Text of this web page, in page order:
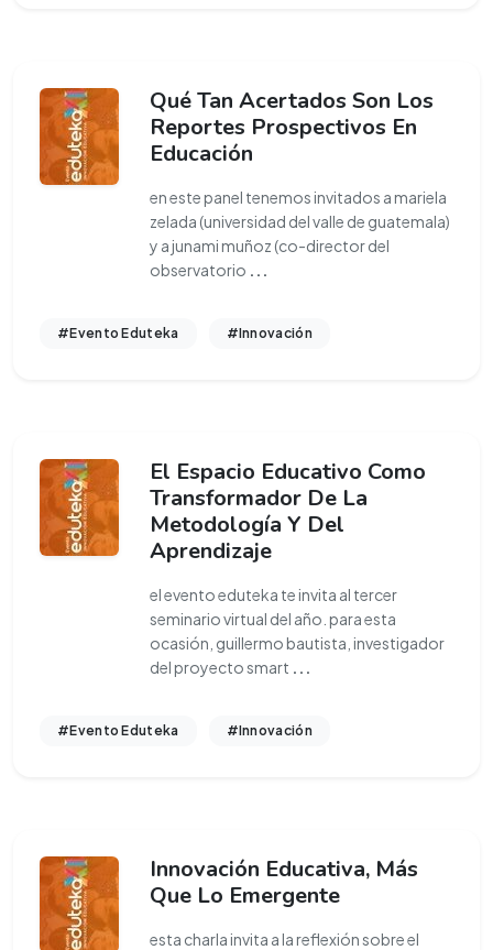
Qué Tan Acertados Son Los
Reportes Prospectivos En
Educación
en este panel tenemos invitados a mariela
zelada (universidad del valle de guatemala)
y a junami muñoz (co-director del
observatorio ...
#Evento Eduteka #Innovación
El Espacio Educativo Como
Transformador De La
Metodología Y Del
Aprendizaje
el evento eduteka te invita al tercer
seminario virtual del año. para esta
ocasión, guillermo bautista, investigador
del proyecto smart ...
#Evento Eduteka #Innovación
Innovación Educativa, Más
Que Lo Emergente
esta charla invita a la reflexión sobre el